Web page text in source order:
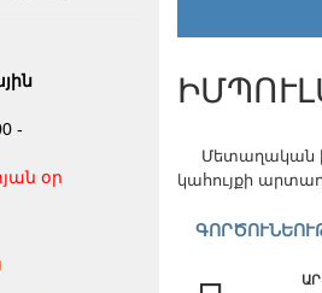
-
օր
Մետաղական
կահույքի